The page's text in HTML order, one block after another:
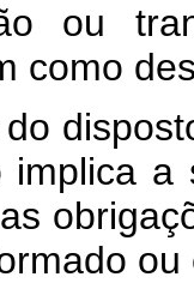
ou
como
implica a
ou